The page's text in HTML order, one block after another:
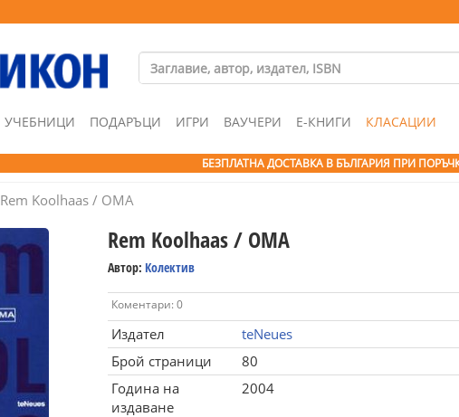
УЧЕБНИЦИ ПОДАРЪЦИ ИГРИ ВАУЧЕРИ Е-КНИГИ КЛАСАЦИИ
БЕЗПЛАТНА ДОСТАВКА В БЪЛГАРИЯ ПРИ
Rem Koolhaas / OMA
Rem Koolhaas / OMA
Автор: Колектив
Коментари: 0
Издател
teNeues
Брой страници
80
Година на
издаване
2004